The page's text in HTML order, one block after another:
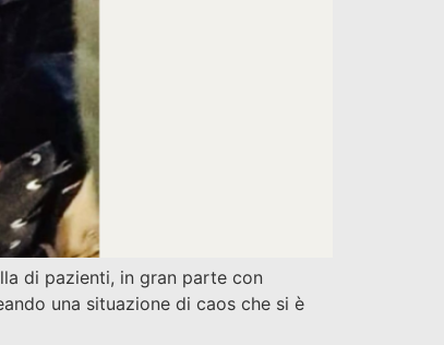
di pazienti, in gran parte con
una situazione di caos che si è